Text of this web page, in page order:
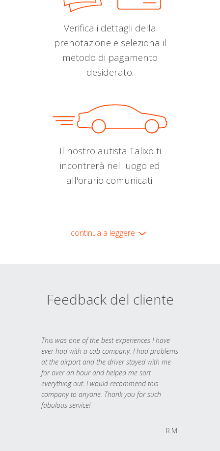
Verifica i dettagli della
prenotazione e seleziona il
metodo di pagamento
desiderato.
Il nostro autista Talixo ti
incontrerà nel luogo ed
all'orario comunicati.
continua a leggere
Feedback del cliente
This was one of the best experiences I have
ever had with a cab company. I had problems
at the airport and the driver stayed with me
for over an hour and helped me sort
everything out. I would recommend this
company to anyone. Thank you for such
fabulous service!
R.M.